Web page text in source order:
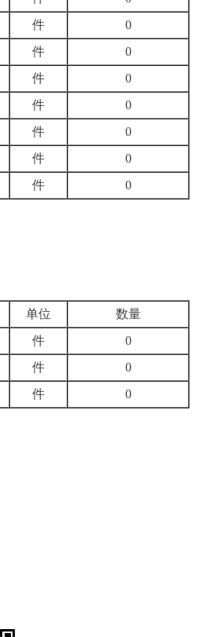
件
0
件
0
件
0
件
0
件
0
件
0
件 0
单位
数量
件
0
件
0
件 0